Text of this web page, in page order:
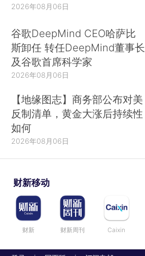
2026年08月06日
谷歌DeepMind CEO哈萨比
斯卸任 转任DeepMind董事长
及谷歌首席科学家
2026年08月06日
【地缘图志】商务部公布对美
反制清单，黄金大涨后持续性
如何
2026年08月06日
财新移动
财新 财新周刊 Caixin